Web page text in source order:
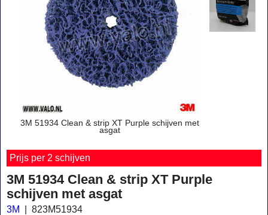
3M 51934 Clean & strip XT Purple schijven met
asgat
Prijs per 2 schijven
3M 51934 Clean & strip XT Purple
schijven met asgat
3M 823M51934